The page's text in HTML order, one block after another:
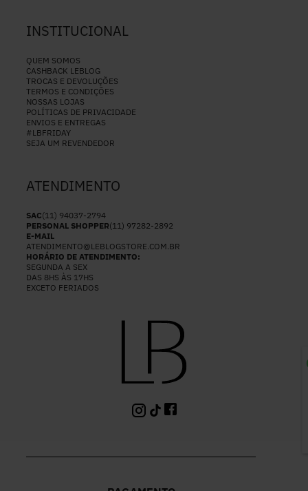
INSTITUCIONAL
QUEM SOMOS
CASHBACK LEBLOG
TROCAS E DEVOLUÇÕES
TERMOS E CONDIÇÕES
NOSSAS LOJAS
POLÍTICAS DE PRIVACIDADE
ENVIOS E ENTREGAS
#LBFRIDAY
SEJA UM REVENDEDOR
ATENDIMENTO
SAC(11) 94037-2794
PERSONAL SHOPPER(11) 97282-2892
E-MAIL
ATENDIMENTO@LEBLOGSTORE.COM.BR
HORÁRIO DE ATENDIMENTO:
SEGUNDA A SEX
DAS 8HS ÀS 17HS
EXCETO FERIADOS